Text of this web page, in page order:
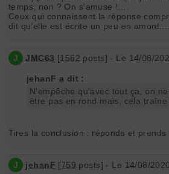
temps, non ? On s'amuse !....
Ceux qui connaissent la réponse
dit qu'elle est écrite un peu en amont....
J JMC63 [1562 posts] - Le 14/08/
jehanF a dit :
N'empêche qu'avec tout ça, on
être pas en rond mais, cela traîne
Tires la conclusion : réponds et prends
J jehanF [759 posts] - Le 14/08/